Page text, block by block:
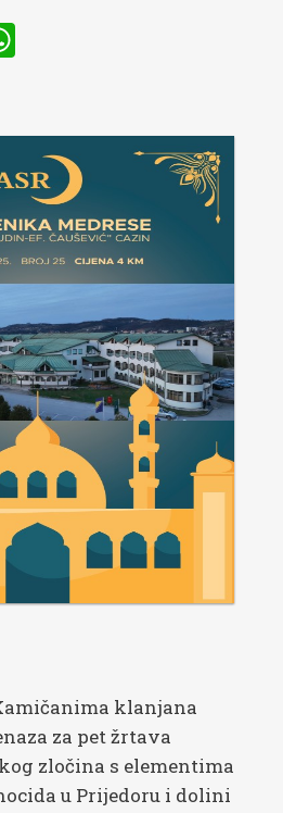
WhatsApp
klanjana
za pet žrtava
zločina s elementima
u Prijedoru i dolini